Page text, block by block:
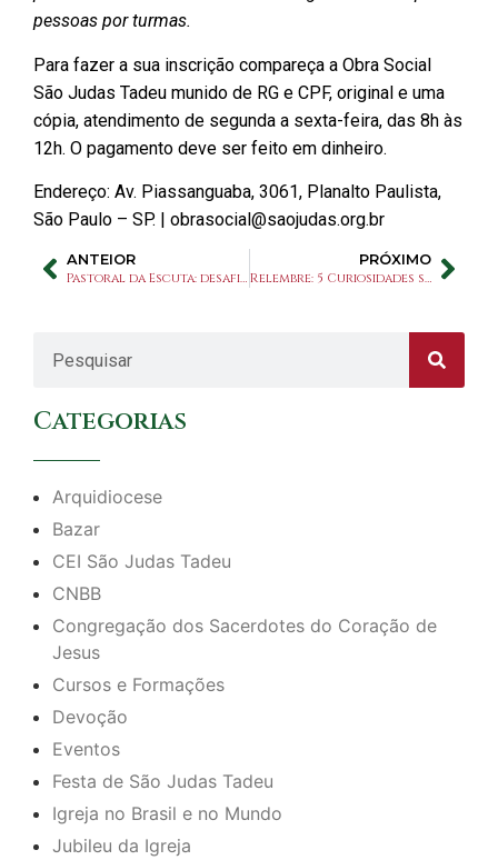
pessoas por turmas.
Para fazer a sua inscrição compareça a Obra Social
São Judas Tadeu munido de RG e CPF, original e uma
cópia, atendimento de segunda a sexta-feira, das 8h às
12h. O pagamento deve ser feito em dinheiro.
Endereço: Av. Piassanguaba, 3061, Planalto Paulista,
São Paulo – SP. | obrasocial@saojudas.org.br
ANTEIOR
Pastoral da Escuta: desafios e conquistas de um novo tempo
PRÓXIMO
Relembre: 5 Curiosidades sobre o Pe. Oscar Longen, scj
Categorias
Arquidiocese
Bazar
CEI São Judas Tadeu
CNBB
Congregação dos Sacerdotes do Coração de
Jesus
Cursos e Formações
Devoção
Eventos
Festa de São Judas Tadeu
Igreja no Brasil e no Mundo
Jubileu da Igreja